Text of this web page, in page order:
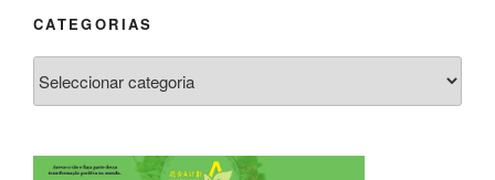
CATEGORIAS